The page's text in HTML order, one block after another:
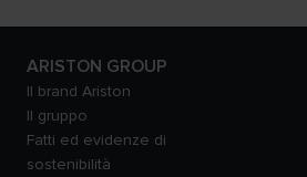
ARISTON GROUP
Il brand Ariston
Il gruppo
Fatti ed evidenze di
sostenibilità